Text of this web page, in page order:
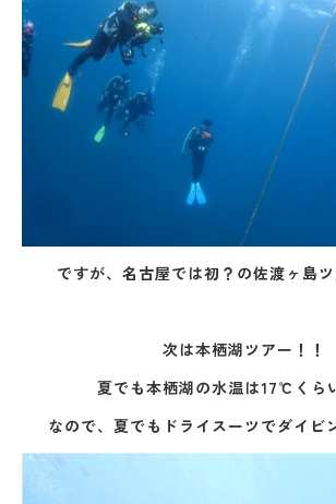
ですが、名古屋では初？の佐渡ヶ島ツ
次は本栖湖ツアー！！
夏でも本栖湖の水温は17℃くら
なので、夏でもドライスーツでダイビ